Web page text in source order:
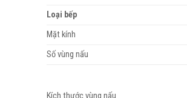
Loại bếp
Mặt kính
Số vùng nấu
Kích thước vùng nấu